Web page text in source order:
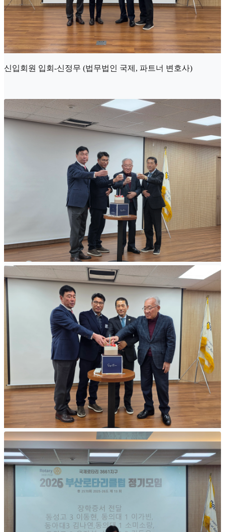
신입회원 입회-신정무 (법무법인 국제, 파트너 변호사)